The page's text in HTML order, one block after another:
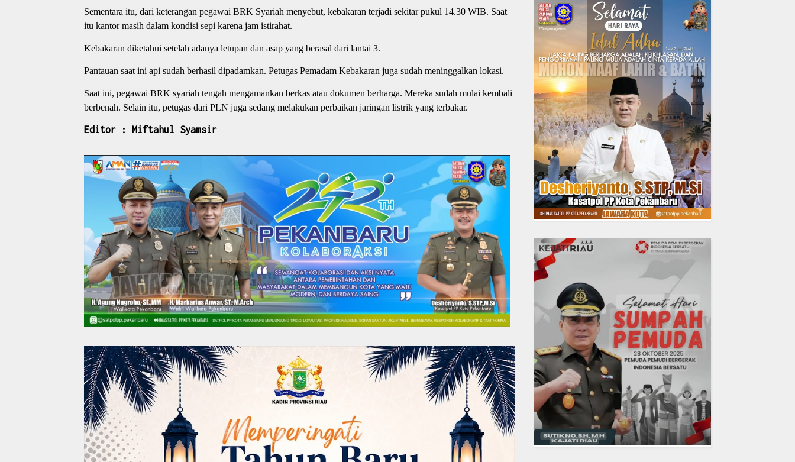
Sementara itu, dari keterangan pegawai BRK Syariah menyebut, kebakaran terjadi sekitar pukul 14.30 WIB. Saat
itu kantor masih dalam kondisi sepi karena jam istirahat.
Kebakaran diketahui setelah adanya letupan dan asap yang berasal dari lantai 3.
Pantauan saat ini api sudah berhasil dipadamkan. Petugas Pemadam Kebakaran juga sudah meninggalkan lokasi.
Saat ini, pegawai BRK syariah tengah mengamankan berkas atau dokumen berharga. Mereka sudah mulai kembali
berbenah. Selain itu, petugas dari PLN juga sedang melakukan perbaikan jaringan listrik yang terbakar.
Editor : Miftahul Syamsir